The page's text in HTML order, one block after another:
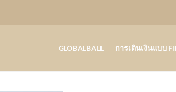
GLOBALBALL การเดินเงินแบบ